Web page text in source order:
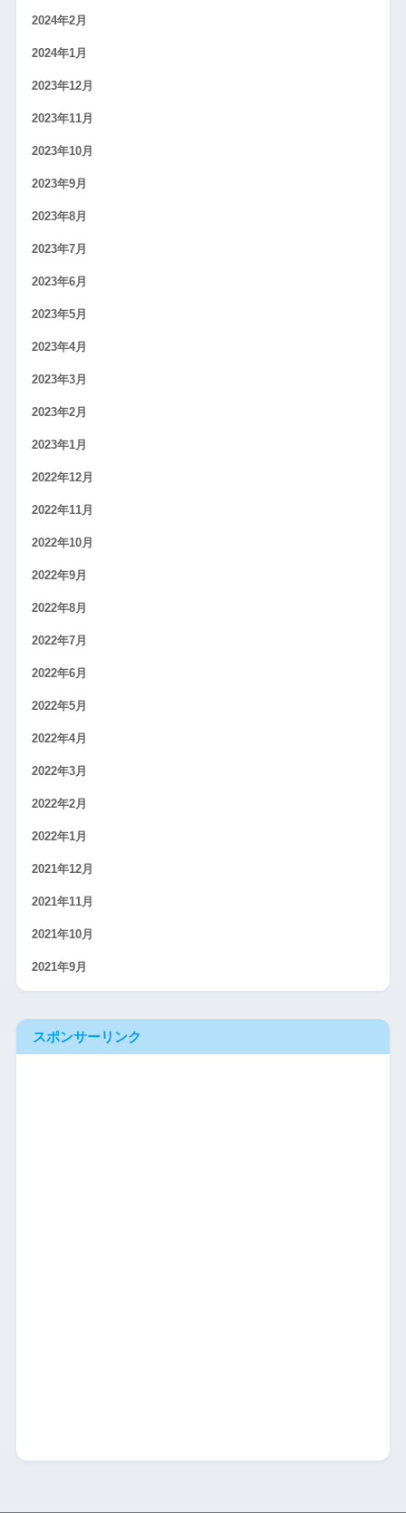
2024年2月
2024年1月
2023年12月
2023年11月
2023年10月
2023年9月
2023年8月
2023年7月
2023年6月
2023年5月
2023年4月
2023年3月
2023年2月
2023年1月
2022年12月
2022年11月
2022年10月
2022年9月
2022年8月
2022年7月
2022年6月
2022年5月
2022年4月
2022年3月
2022年2月
2022年1月
2021年12月
2021年11月
2021年10月
2021年9月
スポンサーリンク